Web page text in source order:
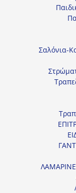
Σαλόνια-